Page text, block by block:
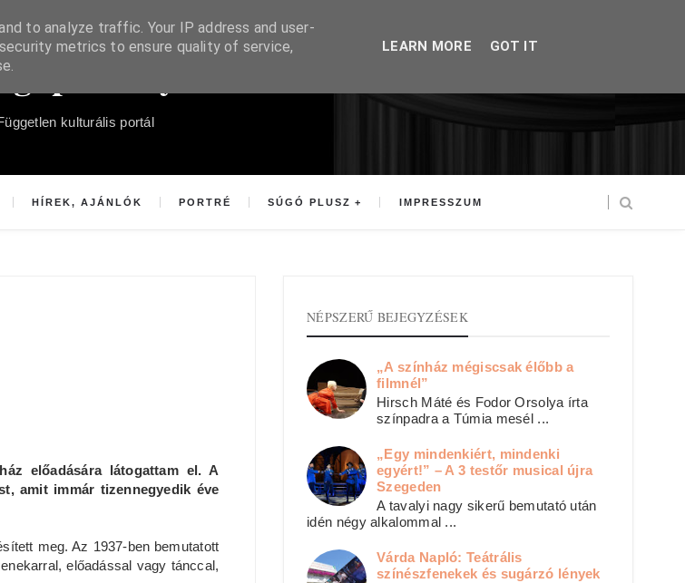
kulturális portál
HÍREK, AJÁNLÓK PORTRÉ SÚGÓ PLUSZ IMPRESSZUM
előadására látogattam el. A
amit immár tizennegyedik éve
meg. Az 1937-ben bemutatott
előadással vagy tánccal,
NÉPSZERŰ BEJEGYZÉSEK
„A színház mégiscsak élőbb a
filmnél”
Hirsch Máté és Fodor Orsolya írta
színpadra a Túmia mesél ...
„Egy mindenkiért, mindenki
egyért!” – A 3 testőr musical újra
Szegeden
A tavalyi nagy sikerű bemutató után
idén négy alkalommal ...
Várda Napló: Teátrális
színészfenekek és sugárzó lények
to analyze traffic. Your IP address and user-
metrics to ensure quality of service,
LEARN MORE GOT IT